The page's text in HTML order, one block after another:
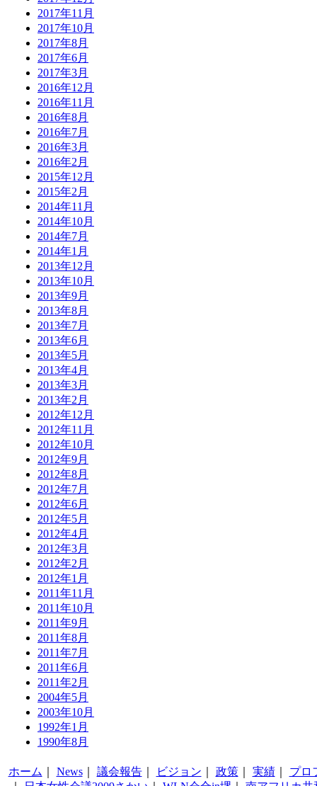
2017年11月
2017年10月
2017年8月
2017年6月
2017年3月
2016年12月
2016年11月
2016年8月
2016年7月
2016年3月
2016年2月
2015年12月
2015年2月
2014年11月
2014年10月
2014年7月
2014年1月
2013年12月
2013年10月
2013年9月
2013年8月
2013年7月
2013年6月
2013年5月
2013年4月
2013年3月
2013年2月
2012年12月
2012年11月
2012年10月
2012年9月
2012年8月
2012年7月
2012年6月
2012年5月
2012年4月
2012年3月
2012年2月
2012年1月
2011年11月
2011年10月
2011年9月
2011年8月
2011年7月
2011年6月
2011年2月
2004年5月
2003年10月
1992年1月
1990年8月
ホーム News｜ 議会報告｜ ビジョン 政策｜ 実績｜ プロ